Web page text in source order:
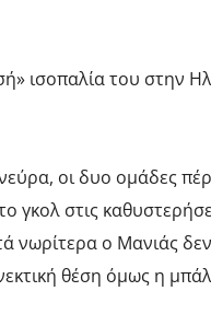
ισοπαλία του στην
οι δυο ομάδες
γκολ στις
νωρίτερα ο Μανιάς
θέση όμως η